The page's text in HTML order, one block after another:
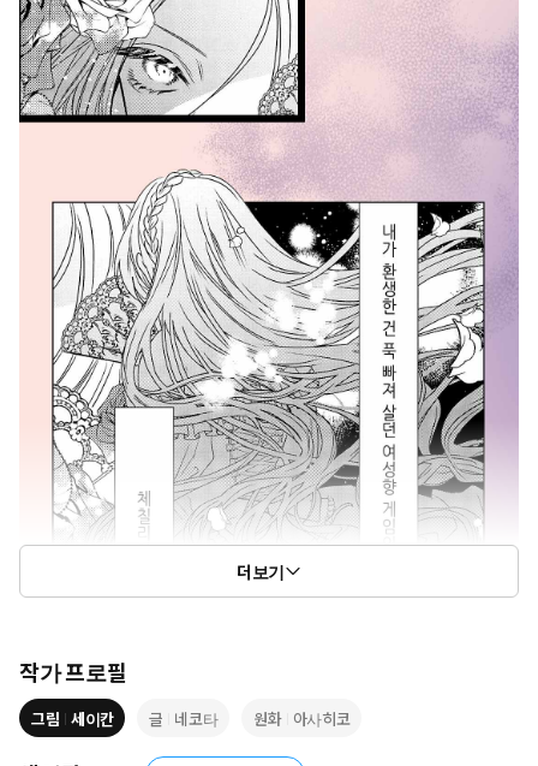
더보기
작가 프로필
그림 세이칸 글 네코타 원화 아사히코